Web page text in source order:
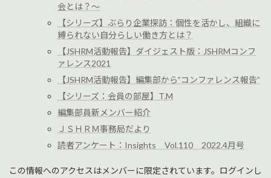
会とは？～
【シリーズ】ぶらり企業探訪：個性を活かし、組織に
縛られない自分らしい働き方とは？
【JSHRM活動報告】ダイジェスト版：JSHRMコンフ
ァレンス2021
【JSHRM活動報告】編集部から”コンファレンス報告”
【シリーズ：会員の部屋】T.M
編集部員新メンバー紹介
ＪＳＨＲＭ事務局だより
読者アンケート：Insights Vol.110 2022.4月号
この情報へのアクセスはメンバーに限定されています。ログインし